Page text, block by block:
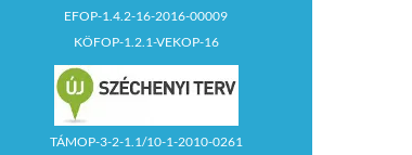
EFOP-1.4.2-16-2016-00009
KÖFOP-1.2.1-VEKOP-16
TÁMOP-3-2-1.1/10-1-2010-0261